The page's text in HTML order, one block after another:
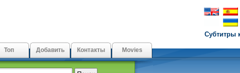
Субтитры
Топ Добавить Контакты Movies